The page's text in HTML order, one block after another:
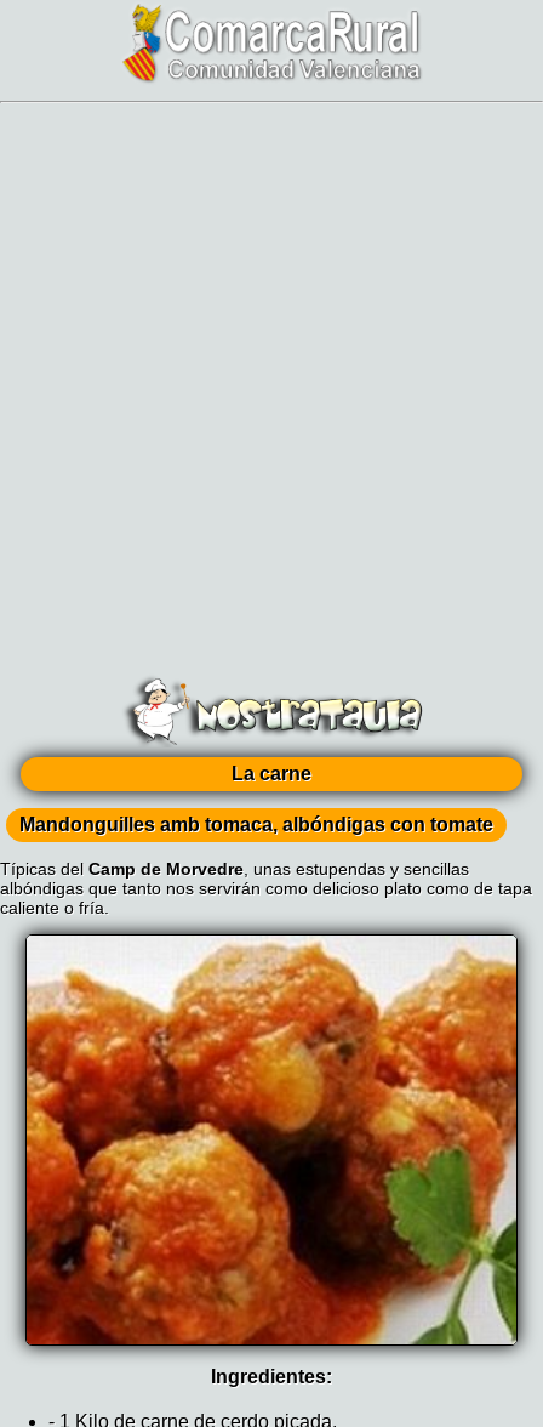
La carne
Mandonguilles amb tomaca, albóndigas con tomate
Típicas del Camp de Morvedre , unas estupendas y sencillas
albóndigas que tanto nos servirán como delicioso plato como de tapa
caliente o fría.
Ingredientes:
- 1 Kilo de carne de cerdo picada.